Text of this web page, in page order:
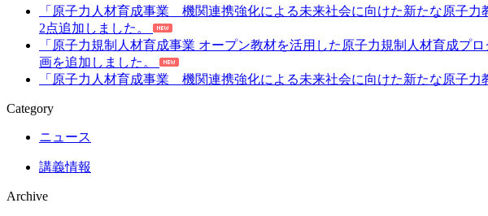
充」
の
オ
ー
プ
と
し
「原子力人材育成事業 機関連携強化による未来社会に向けた新たな原子
2点追加しました。
「原子力規制人材育成事業 オープン教材を活用した原子力規制人材育成
画を追加しました。
「原子力人材育成事業 機関連携強化による未来社会に向けた新たな原子
Category
ニュース
講義情報
Archive